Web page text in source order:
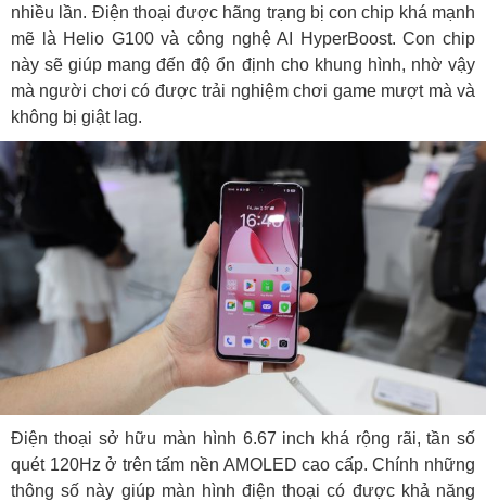
nhiều lần. Điện thoại được hãng trạng bị con chip khá mạnh
mẽ là Helio G100 và công nghệ AI HyperBoost. Con chip
này sẽ giúp mang đến độ ổn định cho khung hình, nhờ vậy
mà người chơi có được trải nghiệm chơi game mượt mà và
không bị giật lag.
Điện thoại sở hữu màn hình 6.67 inch khá rộng rãi, tần số
quét 120Hz ở trên tấm nền AMOLED cao cấp. Chính những
thông số này giúp màn hình điện thoại có được khả năng